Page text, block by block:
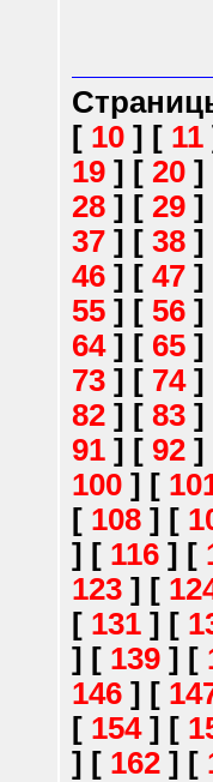
[ 10 ] [ 11
19 ] [ 20 ]
28 ] [ 29 ]
37 ] [ 38 ]
46 ] [ 47 ]
55 ] [ 56 ]
64] [ 65 ]
73 ] [ 74]
82 ] [ 83 ]
91 ] [ 92 ]
100 ] [
[ 108 ] [
] [ 116 ] [
123 ] [
[ 131 ] [
] [ 139 ] [
146 ] [
[ 154] [
] [ 162 ] [